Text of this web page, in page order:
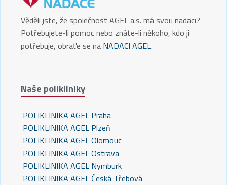
Věděli jste, že společnost AGEL a.s. má svou nadaci?
Potřebujete-li pomoc nebo znáte-li někoho, kdo ji
potřebuje, obraťe se na NADACI AGEL.
Naše polikliniky
POLIKLINIKA AGEL Praha
POLIKLINIKA AGEL Plzeň
POLIKLINIKA AGEL Olomouc
POLIKLINIKA AGEL Ostrava
POLIKLINIKA AGEL Nymburk
POLIKLINIKA AGEL Česká Třebová